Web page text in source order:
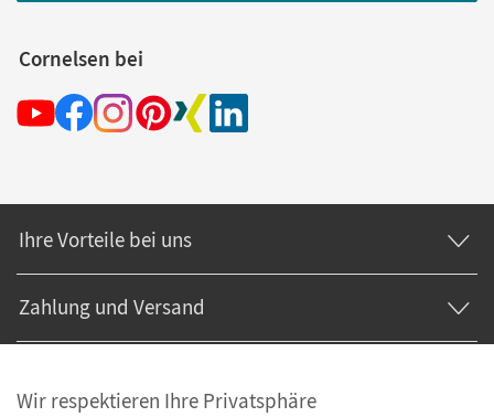
Cornelsen bei
Ihre Vorteile bei uns
Zahlung und Versand
Wir respektieren Ihre Privatsphäre